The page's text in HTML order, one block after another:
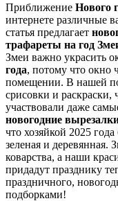
Приближение Нового
интернете различные
статья предлагает
трафареты на год
Змеи важно украсить
года, потому что окно
помещении. В нашей
срисовки и раскраски,
участвовали даже
новогодние
что хозяйкой 2025
зеленая и деревянная.
коварства, а наши
придадут празднику
праздничного,
подборками!